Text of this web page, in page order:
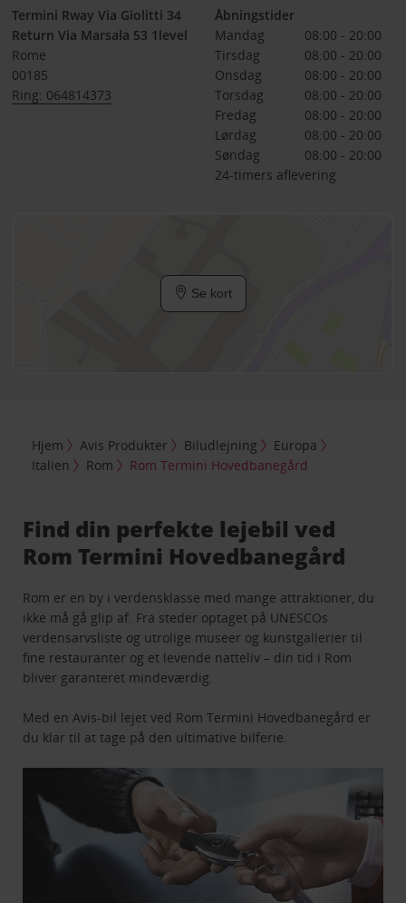
Termini Rway Via Giolitti 34
Return Via Marsala 53 1level
Rome
00185
Ring: 064814373
Åbningstider
Mandag
08:00 - 20:00
Tirsdag
08:00 - 20:00
Onsdag
08:00 - 20:00
Torsdag
08:00 - 20:00
Fredag
08:00 - 20:00
Lørdag
08:00 - 20:00
Søndag
08:00 - 20:00
24-timers aflevering
Se kort
Hjem Avis Produkter Biludlejning
Europa
Italien
Rom Rom Termini Hovedbanegård
Find din perfekte lejebil ved
Rom Termini Hovedbanegård
Rom er en by i verdensklasse med mange attraktioner, du
ikke må gå glip af. Fra steder optaget på UNESCOs
verdensarvsliste og utrolige museer og kunstgallerier til
fine restauranter og et levende natteliv – din tid i Rom
bliver garanteret mindeværdig.
Med en Avis-bil lejet ved Rom Termini Hovedbanegård er
du klar til at tage på den ultimative bilferie.